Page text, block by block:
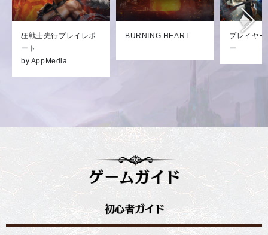
狂戦士先行プレイレポ
ート
by AppMedia
BURNING HEART
プレイヤ
ー